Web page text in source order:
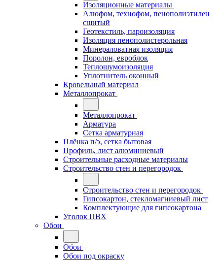
Изоляционные материалы
Алюфом, технофом, пенополиэтилен
сшитый
Геотекстиль, пароизоляция
Изоляция пенополистерольная
Минераловатная изоляция
Поролон, евроблок
Теплошумоизоляция
Уплотнитель оконный
Кровельный материал
Металлопрокат
Металлопрокат
Арматура
Сетка арматурная
Плёнка п/э, сетка бытовая
Профиль, лист алюминиевый
Строительные расходные материалы
Строительство стен и перегородок
Строительство стен и перегородок
Гипсокартон, стекломагниевый лист
Комплектующие для гипсокартона
Уголок ПВХ
Обои
Обои
Обои под окраску